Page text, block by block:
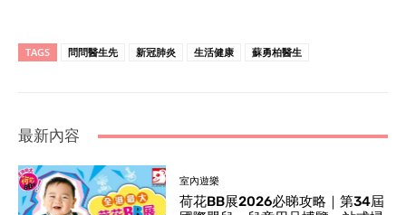
TAGS 問問醫生先 新冠肺炎 生活健康 蘇勇柏醫生
最新內容
室內遊樂
荷花BB展2026必睇攻略｜第34屆